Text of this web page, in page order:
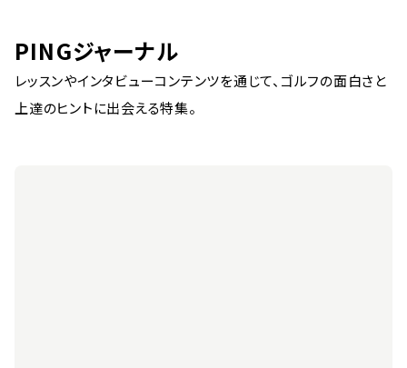
PINGジャーナル
レッスンやインタビューコンテンツを通じて、ゴルフの面白さと
上達のヒントに出会える特集。